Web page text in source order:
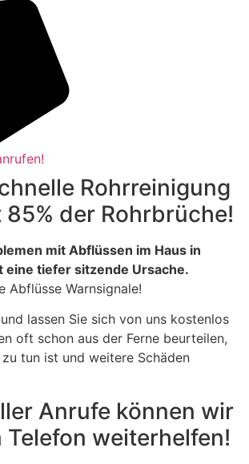
Rohrreinigung
der Rohrbrüche!
mit Abflüssen im Haus in
eine tiefer sitzende Ursache.
Abflüsse Warnsignale!
lassen Sie sich von uns kostenlos
oft schon aus der Ferne beurteilen,
tun ist und weitere Schäden
Anrufe können wir
Telefon weiterhelfen!